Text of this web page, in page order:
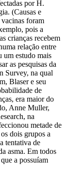
por H.
(Causas e
foram
pois a
crianças recebem
relação entre
um estudo mais
as pesquisas da
Survey, na qual
Blaser e seu
de
era maior do
Anne Muller,
na
metade de
dois grupos a
tentativa de
asma. Em todos
a possuíam